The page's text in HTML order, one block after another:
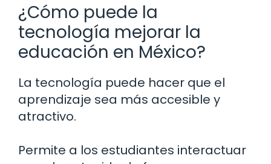
¿Cómo puede la
tecnología mejorar la
educación en México?
La tecnología puede hacer que el
aprendizaje sea más accesible y
atractivo.
Permite a los estudiantes interactuar